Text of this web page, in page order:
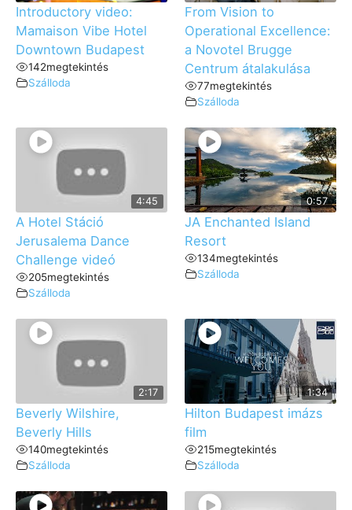
Introductory video:
Mamaison Vibe Hotel
Downtown Budapest
142megtekintés
Szálloda
From Vision to
Operational Excellence:
a Novotel Brugge
Centrum átalakulása
77megtekintés
Szálloda
4:45
A Hotel Stáció
Jerusalema Dance
Challenge videó
205megtekintés
Szálloda
0:57
JA Enchanted Island
Resort
134megtekintés
Szálloda
2:17
Beverly Wilshire,
Beverly Hills
140megtekintés
Szálloda
1:34
Hilton Budapest imázs
film
215megtekintés
Szálloda